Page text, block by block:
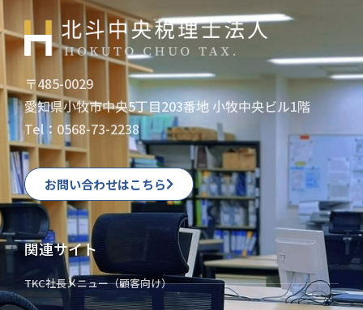
〒485-0029
愛知県小牧市中央5丁目203番地 小牧中央ビル1階
Tel： 0568-73-2238
お問い合わせはこちら
関連サイト
TKC社長メニュー（顧客向け）